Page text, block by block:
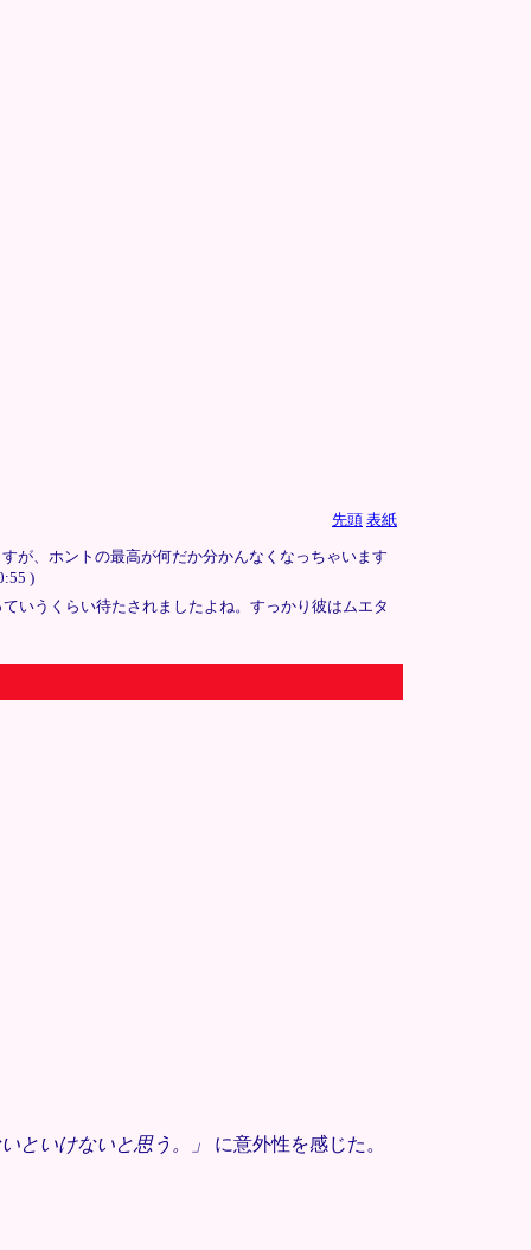
先頭 表紙
が、ホントの最高が何だか分かんなくなっちゃいます
)
いうくらい待たされましたよね。すっかり彼はムエタ
といけないと思う。」
に意外性を感じた。